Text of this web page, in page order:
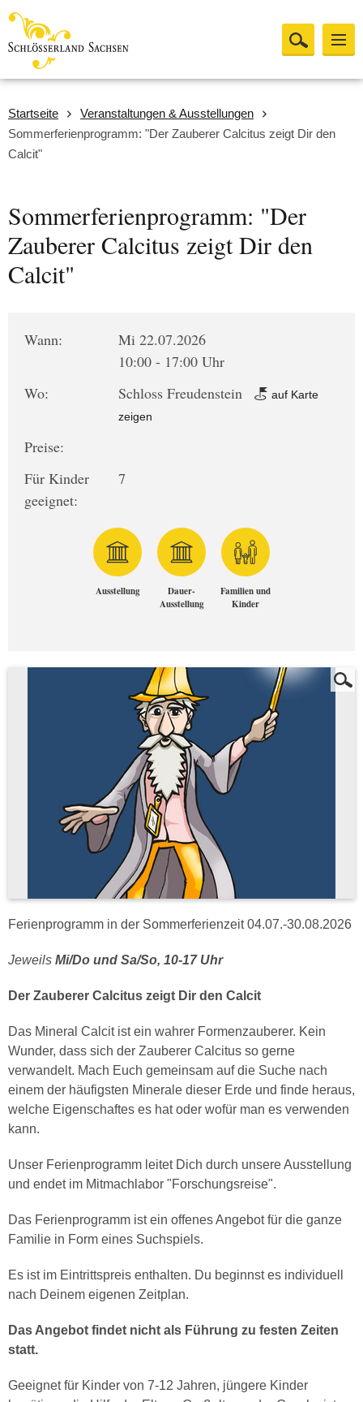
Startseite
Veranstaltungen & Ausstellungen
Sommerferienprogramm: "Der Zauberer Calcitus zeigt Dir den
Calcit"
Sommerferienprogramm: "Der
Zauberer Calcitus zeigt Dir den
Calcit"
Wann:
Mi 22.07.2026
10:00 - 17:00 Uhr
Wo:
Schloss Freudenstein
auf Karte
zeigen
Preise:
Für Kinder
geeignet:
7
Ausstellung
Dauer-
Ausstellung
Familien und
Kinder
Ferienprogramm in der Sommerferienzeit 04.07.-30.08.2026
Jeweils Mi/Do und Sa/So, 10-17 Uhr
Der Zauberer Calcitus zeigt Dir den Calcit
Das Mineral Calcit ist ein wahrer Formenzauberer. Kein
Wunder, dass sich der Zauberer Calcitus so gerne
verwandelt. Mach Euch gemeinsam auf die Suche nach
einem der häufigsten Minerale dieser Erde und finde heraus,
welche Eigenschaftes es hat oder wofür man es verwenden
kann.
Unser Ferienprogramm leitet Dich durch unsere Ausstellung
und endet im Mitmachlabor "Forschungsreise".
Das Ferienprogramm ist ein offenes Angebot für die ganze
Familie in Form eines Suchspiels.
Es ist im Eintrittspreis enthalten. Du beginnst es individuell
nach Deinem eigenen Zeitplan.
Das Angebot findet nicht als Führung zu festen Zeiten
statt.
Geeignet für Kinder von 7-12 Jahren, jüngere Kinder